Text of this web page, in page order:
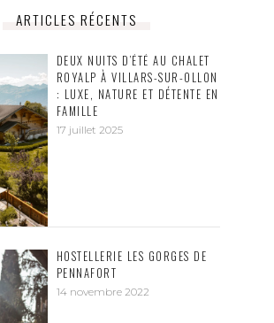
ARTICLES RÉCENTS
DEUX NUITS D’ÉTÉ AU CHALET
ROYALP À VILLARS-SUR-OLLON
: LUXE, NATURE ET DÉTENTE EN
FAMILLE
17 juillet 2025
HOSTELLERIE LES GORGES DE
PENNAFORT
14 novembre 2022